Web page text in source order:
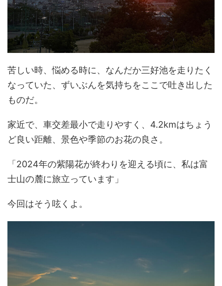
苦しい時、悩める時に、なんだか三好池を走りたく
なっていた、ずいぶんを気持ちをここで吐き出した
ものだ。
家近で、車交差最小で走りやすく、4.2kmはちょう
ど良い距離、景色や季節のお花の良さ。
「2024年の紫陽花が終わりを迎える頃に、私は富
士山の麓に旅立っています」
今回はそう呟くよ。